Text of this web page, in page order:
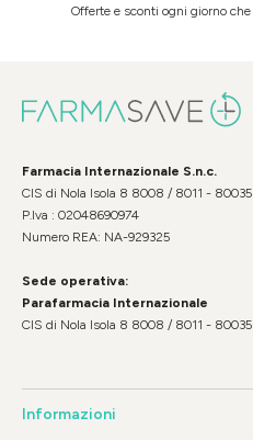
Offerte e sconti ogni giorno
Farmacia Internazionale S.n.c.
CIS di Nola Isola 8 8008 / 8011 -
P.Iva : 02048690974
Numero REA: NA-929325
Sede operativa:
Parafarmacia Internazionale
CIS di Nola Isola 8 8008 / 8011 -
Informazioni